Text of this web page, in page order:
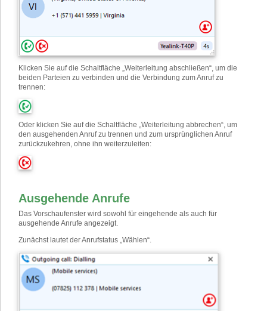
Klicken Sie auf die Schaltfläche „Weiterleitung abschließen“, um die
beiden Parteien zu verbinden und die Verbindung zum Anruf zu
trennen:
Oder klicken Sie auf die Schaltfläche „Weiterleitung abbrechen“, um
den ausgehenden Anruf zu trennen und zum ursprünglichen Anruf
zurückzukehren, ohne ihn weiterzuleiten:
Ausgehende Anrufe
Das Vorschaufenster wird sowohl für eingehende als auch für
ausgehende Anrufe angezeigt.
Zunächst lautet der Anrufstatus „Wählen“.